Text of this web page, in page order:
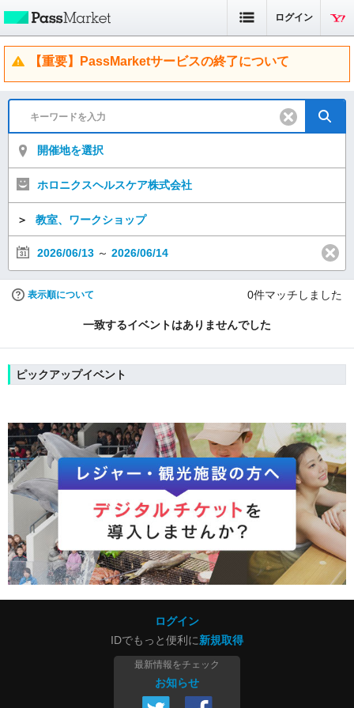
ログイン
【重要】PassMarketサービスの終了について
開催地を選択
ホロニクスヘルスケア株式会社
＞ 教室、ワークショップ
2026/06/13 ～ 2026/06/14
表示順について 0件マッチしました
一致するイベントはありませんでした
ピックアップイベント
ログイン
IDでもっと便利に新規取得
最新情報をチェック
お知らせ